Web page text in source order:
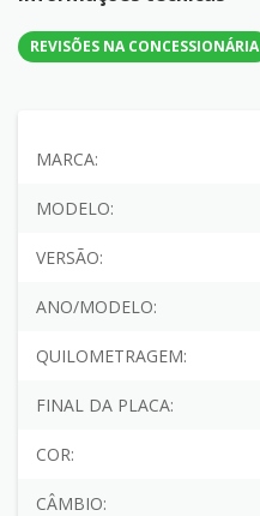
REVISÕES NA CONCESSIONÁRIA
MARCA:
MODELO:
VERSÃO:
ANO/MODELO:
QUILOMETRAGEM:
FINAL DA PLACA:
COR:
CÂMBIO: